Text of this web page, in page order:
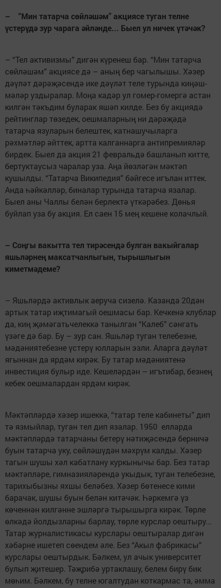
– “Мин татарча сөйләшәм” акциясе туган телне
үстерүдә зур чарага әйләнде... Быел ул ничек үтә­чәк?
– “Тел активизмы” дигән кү­ренеш бар. “Мин татарча
сөй­ләшәм” акциясе дә – аның бер чагылышы. Хәзер
дәүләт дәрәҗә­сен­дә ике дәүләт теле турында киңәш­
мәләр уздыралар. Моңа кадәр ул гомер-гомергә астан
кил­гән тәкъдим буларак яшәп килде. Без бу ак­циядә
рейтинглар төзедек, оеш­маларның ни дәрәҗәдә
татарча язуларын белештек, катнашучыларга
рәхмәтләр әйттек, артта калганнарга антипремияләр
бирдек. Быел да акция 21 февральдә башланып китте,
бертуктаусыз чаралар уза. Аңа йөзләгән мәктәп
кушылды. “Татарча Википедия” бәй­гесе игълан иттек.
Анда һәйкәлләр, биналар турында татарча язалар.
Быел аны Чаллы белән бер­лектә үткәрәбез. Дөнья
буйлап уза бу акция. Ел саен 15 мең кешене колачлый.
– Соңгы вакытта тел тирәсендә булган вакыйгалар
яшьләрнең максатчанлыгын, тырышлыгын
киметмәдеме?
– Яшьләрдә активлык аеруча сизелә. Казанда 20дән
артык татар иҗтимагый оешмасы бар. Кечкенә клублар
да, киң җәмәгатьчелеккә танылган “Калеб” сәнгать
үзәге дә бар. Бу – зур сан. Яшьләр туган телебезне,
мәдәниятебезне үстерү юлларын эзли. Аларга дәүләт
ягыннан да ярдәм кирәк. Бу татар мәдә­ния­тенә
инвестиция булыр иде. Ке­шеләрдән – игътибар, безнең
кебек оешмалардан ярдәм кирәк.
Мәктәпләрдә хәзер ишеккә, “татар теле кабинеты” дип
тә язмыйлар, туган тел дип язалар. 1950 елларда
мәктәпләрдә татарчаны бетерү нәтиҗәсендә берничә
буын татарча уку, сөйләшүдән мәхрүм калды. Хәзер
тагын шушы хәл кабатлану куркынычы бар. Без татар
мәктәпләре, гимназияләрендә укыдык, туган телебезне,
тарихыбызны яхшы беләбез. Хәзер бөтенесе кими
барачак, шушы буын белән китәчәк. Һәркемгә үз
көченнән килгәнне эшләргә тырышырга кирәк. Төрле
өлкәдә йолдызларны барлау, төрле курслар оештыру...
Татар журналистикасы курслары оештыралар дигән
хәбәрне ишетеп сөендем әле. Без “Акыл фабрикасы”
курслары оештырдык. Бәлкем, ул ачык университет
булып җитешер. Тәҗрибә уртак­лашу, белем бирү бик
мөһим. Бәлкем, бу телне югалтудан коткармас та, әмма